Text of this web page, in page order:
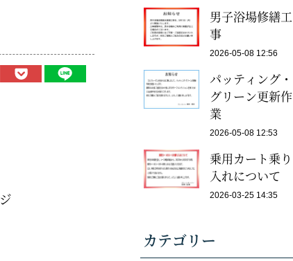
男子浴場修繕工
事
2026-05-08 12:56
パッティング・
グリーン更新作
業
2026-05-08 12:53
乗用カート乗り
入れについて
2026-03-25 14:35
カテゴリー